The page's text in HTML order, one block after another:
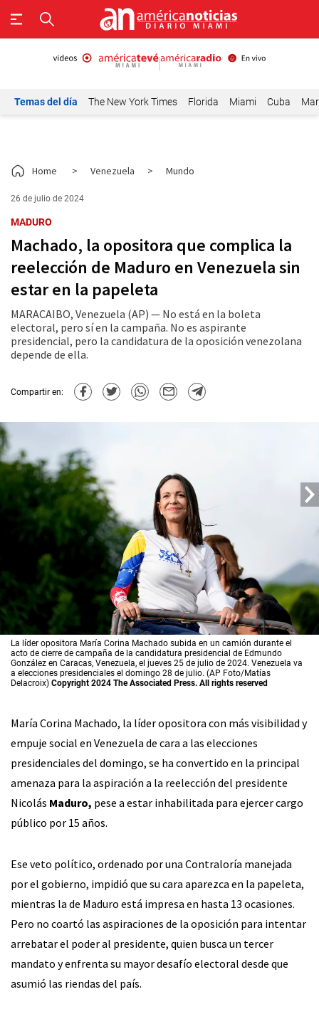
Temas del día The New York Times Florida Miami Cuba
Home > Venezuela > Mundo
26 de julio de 2024
MADURO
Machado, la opositora que complica la
reelección de Maduro en Venezuela sin
estar en la papeleta
MARACAIBO, Venezuela (AP) — No está en la boleta
electoral, pero sí en la campaña. No es aspirante
presidencial, pero la candidatura de la oposición venezolana
depende de ella.
Compartir en:
La líder opositora María Corina Machado subida en un camión durante el
acto de cierre de campaña de la candidatura presidencial de Edmundo
González en Caracas, Venezuela, el jueves 25 de julio de 2024. Venezuela va
a elecciones presidenciales el domingo 28 de julio. (AP Foto/Matías
Delacroix) Copyright 2024 The Associated Press. All rights reserved
María Corina Machado, la líder opositora con más visibilidad y
empuje social en Venezuela de cara a las elecciones
presidenciales del domingo, se ha convertido en la principal
amenaza para la aspiración a la reelección del presidente
Nicolás Maduro, pese a estar inhabilitada para ejercer cargo
público por 15 años.
Ese veto político, ordenado por una Contraloría manejada
por el gobierno, impidió que su cara aparezca en la papeleta,
mientras la de Maduro está impresa en hasta 13 ocasiones.
Pero no coartó las aspiraciones de la oposición para intentar
arrebatar el poder al presidente, quien busca un tercer
mandato y enfrenta su mayor desafío electoral desde que
asumió las riendas del país.